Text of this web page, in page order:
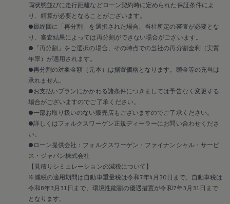
両状態並びに走行距離などローン契約時に定められた保証条件によ
り、精算が必要となることがございます。
●最終回に「再分割」を選択された場合、当社所定の審査が必要とな
り、審査結果によっては再分割ができない場合がございます。
●「再分割」をご選択の場合、その時点での当社の再分割金利（実質
年率）が適用されます。
●再分割の対象金額（元本）は据置価格となります。頭金等の充当は
承れません。
●お支払いプランにかかわる諸条件につきましては予告なく変更する
場合がございますのでご了承ください。
●一部お取り扱いのない販売店もございますのでご了承ください。
●詳しくはフォルクスワーゲン正規ディーラーにお問い合わせくださ
い。
●ローン提供会社：フォルクスワーゲン・ファイナンシャル・サービ
ス・ジャパン株式会社
【見積りシミュレーションの減税について】
※減税の適用期間は自動車重量税は令和7年4月30日まで、自動車税は
令和8年3月31日まで、環境性能割の優遇措置が令和7年3月31日まで
となります。